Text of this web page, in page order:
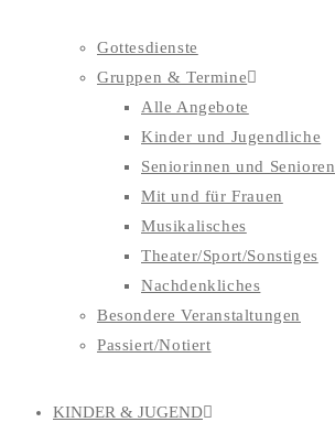
Gottesdienste
Gruppen & Termine
Alle Angebote
Kinder und Jugendliche
Seniorinnen und Senioren
Mit und für Frauen
Musikalisches
Theater/Sport/Sonstiges
Nachdenkliches
Besondere Veranstaltungen
Passiert/Notiert
KINDER & JUGEND